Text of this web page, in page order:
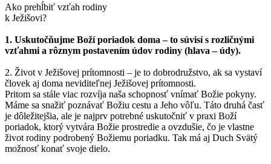
Ako prehĺbiť vzťah rodiny
k Ježišovi?
1. Uskutočňujme Boží poriadok doma – to súvisí s rozličnými
vzťahmi a rôznym postavením údov rodiny (hlava – údy).
2. Život v Ježišovej prítomnosti – je to dobrodružstvo, ak sa vystaví
človek aj doma neviditeľnej Ježišovej prítomnosti.
Pritom sa stále viac rozvíja naša schopnosť vnímať Božie pokyny.
Máme sa snažiť poznávať Božiu cestu a Jeho vôľu. Táto druhá časť
je dôležitejšia, ale je najprv potrebné uskutočniť v praxi Boží
poriadok, ktorý vytvára Božie prostredie a ovzdušie, čo je vlastne
život rodiny podrobený Božiemu poriadku. Tak má aj Duch Svätý
možnosť konať svoje dielo.